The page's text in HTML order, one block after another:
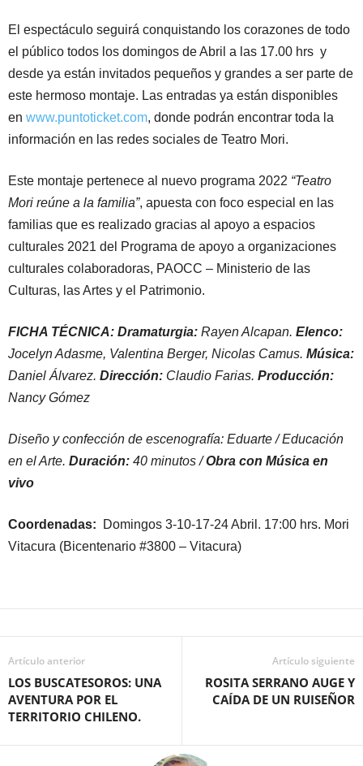
El espectáculo seguirá conquistando los corazones de todo
el público todos los domingos de Abril a las 17.00 hrs y
desde ya están invitados pequeños y grandes a ser parte de
este hermoso montaje. Las entradas ya están disponibles
en www.puntoticket.com, donde podrán encontrar toda la
información en las redes sociales de Teatro Mori.
Este montaje pertenece al nuevo programa 2022 “Teatro
Mori reúne a la familia”, apuesta con foco especial en las
familias que es realizado gracias al apoyo a espacios
culturales 2021 del Programa de apoyo a organizaciones
culturales colaboradoras, PAOCC – Ministerio de las
Culturas, las Artes y el Patrimonio.
FICHA TÉCNICA: Dramaturgia: Rayen Alcapan. Elenco:
Jocelyn Adasme, Valentina Berger, Nicolas Camus. Música:
Daniel Álvarez. Dirección: Claudio Farias. Producción:
Nancy Gómez
Diseño y confección de escenografía: Eduarte / Educación
en el Arte. Duración: 40 minutos /Obra con Música en
vivo
Coordenadas:
Domingos 3-10-17-24 Abril. 17:00 hrs. Mori
Vitacura (Bicentenario #3800 – Vitacura)
Artículo anterior
LOS BUSCATESOROS: UNA
AVENTURA POR EL
TERRITORIO CHILENO.
Artículo siguiente
ROSITA SERRANO AUGE Y
CAÍDA DE UN RUISEÑOR